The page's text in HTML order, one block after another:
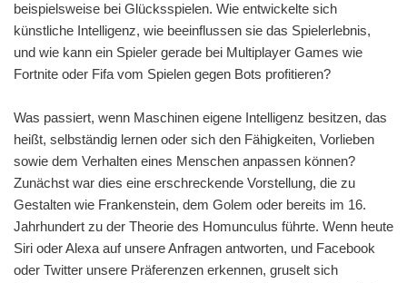
beispielsweise bei Glücksspielen. Wie entwickelte sich
künstliche Intelligenz, wie beeinflussen sie das Spielerlebnis,
und wie kann ein Spieler gerade bei Multiplayer Games wie
Fortnite oder Fifa vom Spielen gegen Bots profitieren?
Was passiert, wenn Maschinen eigene Intelligenz besitzen, das
heißt, selbständig lernen oder sich den Fähigkeiten, Vorlieben
sowie dem Verhalten eines Menschen anpassen können?
Zunächst war dies eine erschreckende Vorstellung, die zu
Gestalten wie Frankenstein, dem Golem oder bereits im 16.
Jahrhundert zu der Theorie des Homunculus führte. Wenn heute
Siri oder Alexa auf unsere Anfragen antworten, und Facebook
oder Twitter unsere Präferenzen erkennen, gruselt sich